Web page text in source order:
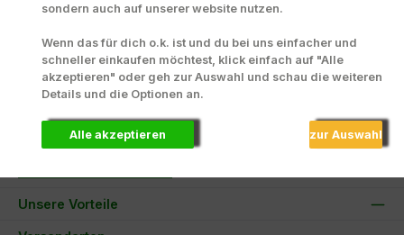
Bestellhotline:Tel.: +49 172 9904427
Informationen
Unsere Vorteile
sondern auch auf unserer website nutzen.
Wenn das für dich o.k. ist und du bei uns einfacher und
schneller einkaufen möchtest, klick einfach auf "Alle
akzeptieren" oder geh zur Auswahl und schau die weiteren
Details und die Optionen an.
Alle akzeptieren zur Auswahl